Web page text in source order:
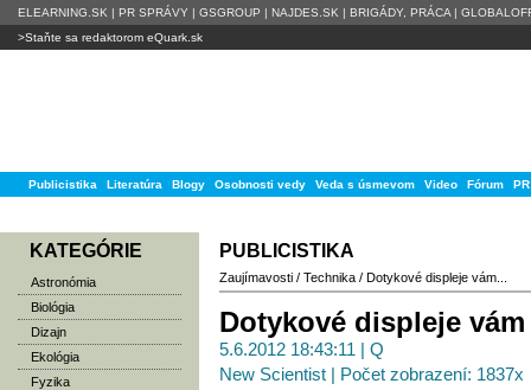
ELEARNING.SK | PR SPRÁVY | GSGROUP | NAJDES.SK | BRIGÁDY, PRÁCA |
>Staňte sa redaktorom eQuark.sk
Publicistika Literatúra Blogy Osobnosti vedy Veda s úsmevom Video Fórum
KATEGÓRIE
Astronómia
Biológia
Dizajn
Ekológia
Fyzika
PUBLICISTIKA
Zaujímavosti / Technika / Dotykové displeje vám...
Dotykové displeje
5.6.2012 18:43:11 | Q
New Scientist | Počet zobrazení: 1837x